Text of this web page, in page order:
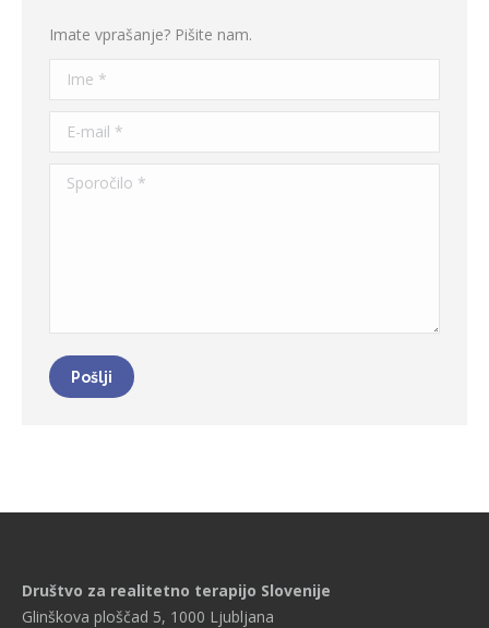
Imate vprašanje? Pišite nam.
Ime *
E-mail *
Sporočilo *
Pošlji
Društvo za realitetno terapijo Slovenije
Glinškova ploščad 5, 1000 Ljubljana